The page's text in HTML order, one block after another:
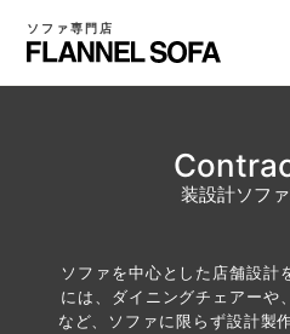
ソファ専門店
装設計ソフ
ソファを中心とした店舗設計
には、ダイニングチェアーや
など、ソファに限らず設計製